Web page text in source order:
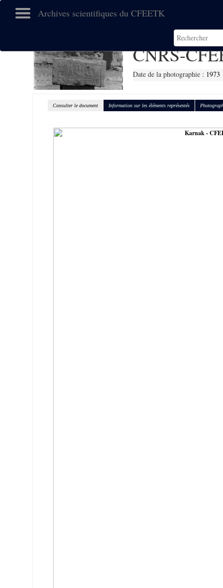
Archives scientifiques du CFEETK
CNRS-
Date de la photographie : 1973
Consulter le document Information sur les éléments représentés